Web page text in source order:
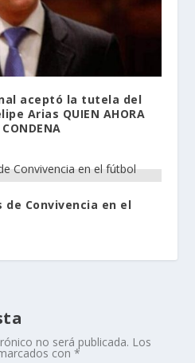
aceptó la tutela del
Arias QUIEN AHORA
de Convivencia en el
no será publicada. Los
con*